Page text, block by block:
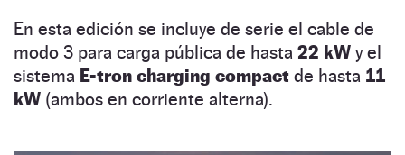
En esta edición se incluye de serie el cable de
modo 3 para carga pública de hasta 22 kW y el
sistema E-tron charging compact de hasta 11
kW (ambos en corriente alterna).